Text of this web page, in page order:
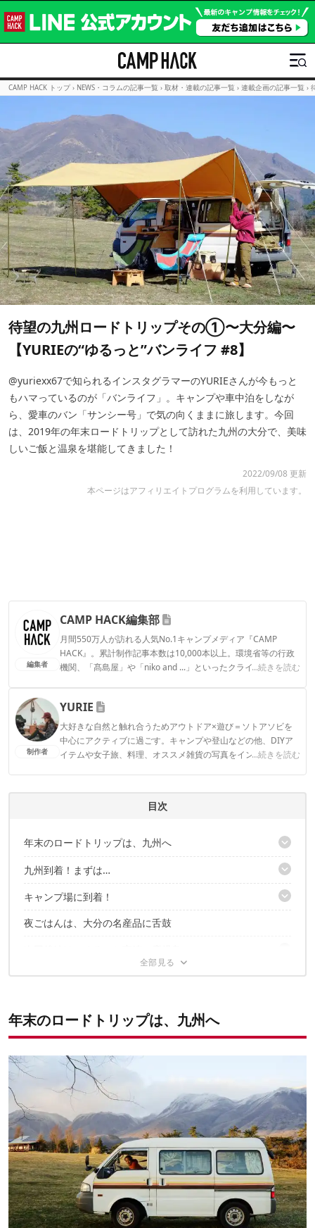
CAMP HACK トップ › NEWS・コラムの記事一覧 › 取材・連載の記事一覧 › 連載企画の記事一覧 ›
待望の九州ロードトリップその①〜大分編〜
【YURIEの“ゆるっと”バンライフ #8】
@yuriexx67で知られるインスタグラマーのYURIEさんが今もっと
もハマっているのが「バンライフ」。キャンプや車中泊をしなが
ら、愛車のバン「サンシー号」で気の向くままに旅します。今回
は、2019年の年末ロードトリップとして訪れた九州の大分で、美味
しいご飯と温泉を堪能してきました！
2022/09/08 更新
本ページはアフィリエイトプログラムを利用しています。
編集者
CAMP HACK編集部
月間550万人が訪れる人気No.1キャンプメディア『CAMP
HACK』。累計制作記事本数は10,000本以上。環境省等の行政
機関、「髙島屋」や「niko and ...」といったクライアントとの
...続きを読む
CAMP HACK編集部のプロフィール
制作者
YURIE
大好きな自然と触れ合うためアウトドア×遊び＝ソトアソビを
中心にアクティブに過ごす。キャンプや登山などの他、DIYア
イテムや女子旅、料理、オススメ雑貨の写真をインスタグラム
...続きを読む
目次
年末のロードトリップは、九州へ
旅のスタートで奇跡が……！
併設の定食屋さんで腹ごしらえ
九州到着！まずは…
炭酸泉を楽しめる温泉に到着！
ここの温泉は飲むこともできる
温泉に癒された次に向かうのは……
キャンプ場に到着！
サンシー号とタープのジョイントに初挑戦！
夜ごはんは、大分の名産品に舌鼓
年末のロードトリップは、九州へ